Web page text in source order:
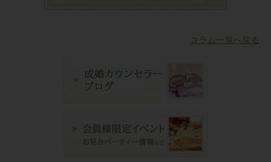
コラム一覧へ戻る